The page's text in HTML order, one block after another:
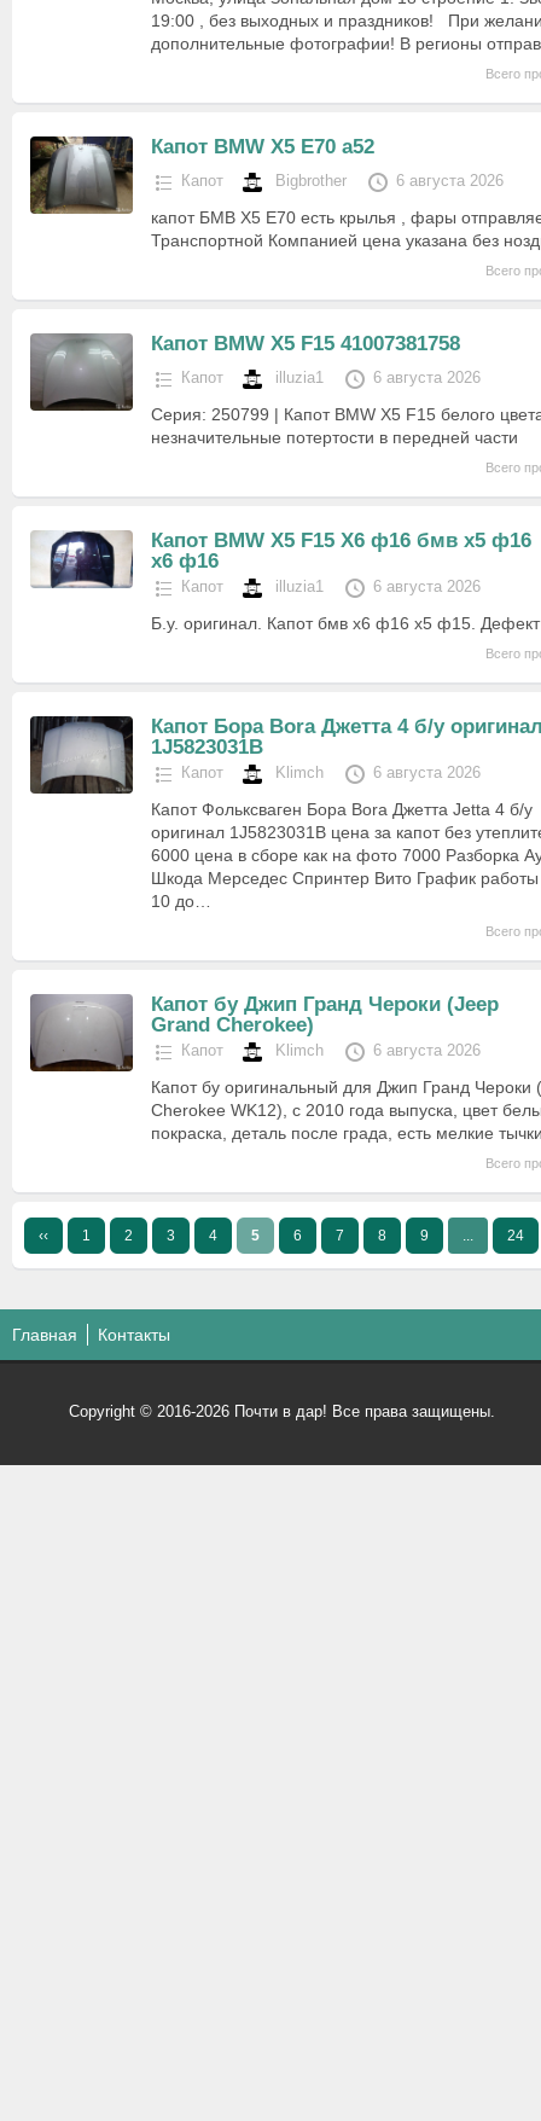
19:00 , без выходных и праздников! При
дополнительные фотографии! В регионы
Всего
Капот BMW X5 E70 a52
Капот Bigbrother 6 августа 2026
капот БМВ Х5 Е70 есть крылья , фары
Транспортной Компанией цена указана без
Всего
Капот BMW X5 F15 41007381758
Капот illuzia1 6 августа 2026
Серия: 250799 | Капот BMW X5 F15 белого
незначительные потертости в передней части
Всего
Капот BMW X5 F15 X6 ф16 бмв х5 ф16
х6 ф16
Капот illuzia1 6 августа 2026
Б.у. оригинал. Капот бмв х6 ф16 х5 ф15.
Всего
Капот Бора Bora Джетта 4 б/у
1J5823031B
Капот Klimch 6 августа 2026
Капот Фольксваген Бора Bora Джетта Jetta 4 б/у
оригинал 1J5823031B цена за капот без
6000 цена в сборе как на фото 7000 Разборка
Шкода Мерседес Спринтер Вито График работы
10 до…
Всего
Капот бу Джип Гранд Чероки (Jeep
Grand Cherokee)
Капот Klimch 6 августа 2026
Капот бу оригинальный для Джип Гранд Чероки
Cherokee WK12), с 2010 года выпуска, цвет
покраска, деталь после града, есть мелкие
Всего
‹‹ 1 2 3 4 5 6 7 8 9 ... 24
Главная Контакты
Copyright © 2016-2026 Почти в дар! Все права защищены.